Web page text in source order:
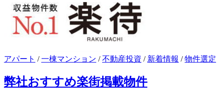
アパート /一棟マンション /不動産投資 / 新着情報 /物件選定
弊社おすすめ楽街掲載物件